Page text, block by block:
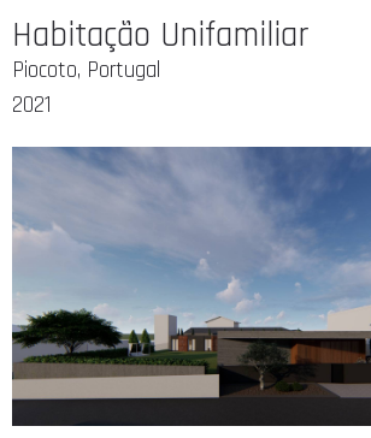
Habitação Unifamiliar
Piocoto, Portugal
2021